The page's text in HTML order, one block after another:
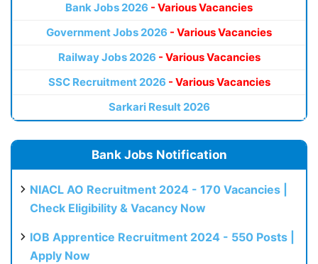
Bank Jobs 2026 - Various Vacancies
Government Jobs 2026 - Various Vacancies
Railway Jobs 2026 - Various Vacancies
SSC Recruitment 2026 - Various Vacancies
Sarkari Result 2026
Bank Jobs Notification
NIACL AO Recruitment 2024 - 170 Vacancies |
Check Eligibility & Vacancy Now
IOB Apprentice Recruitment 2024 - 550 Posts |
Apply Now